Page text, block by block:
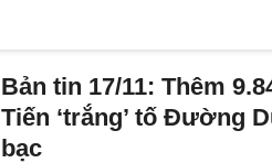
Bản tin 17/11: Thêm
Tiến ‘trắng’ tố Đường
bạc